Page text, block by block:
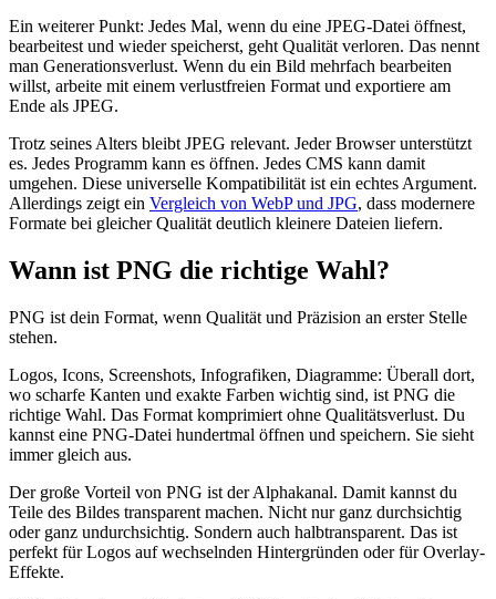
Ein weiterer Punkt: Jedes Mal, wenn du eine JPEG-Datei öffnest,
bearbeitest und wieder speicherst, geht Qualität verloren. Das nennt
man Generationsverlust. Wenn du ein Bild mehrfach bearbeiten
willst, arbeite mit einem verlustfreien Format und exportiere am
Ende als JPEG.
Trotz seines Alters bleibt JPEG relevant. Jeder Browser unterstützt
es. Jedes Programm kann es öffnen. Jedes CMS kann damit
umgehen. Diese universelle Kompatibilität ist ein echtes Argument.
Allerdings zeigt ein Vergleich von WebP und JPG, dass modernere
Formate bei gleicher Qualität deutlich kleinere Dateien liefern.
Wann ist PNG die richtige Wahl?
PNG ist dein Format, wenn Qualität und Präzision an erster Stelle
stehen.
Logos, Icons, Screenshots, Infografiken, Diagramme: Überall dort,
wo scharfe Kanten und exakte Farben wichtig sind, ist PNG die
richtige Wahl. Das Format komprimiert ohne Qualitätsverlust. Du
kannst eine PNG-Datei hundertmal öffnen und speichern. Sie sieht
immer gleich aus.
Der große Vorteil von PNG ist der Alphakanal. Damit kannst du
Teile des Bildes transparent machen. Nicht nur ganz durchsichtig
oder ganz undurchsichtig. Sondern auch halbtransparent. Das ist
perfekt für Logos auf wechselnden Hintergründen oder für Overlay-
Effekte.